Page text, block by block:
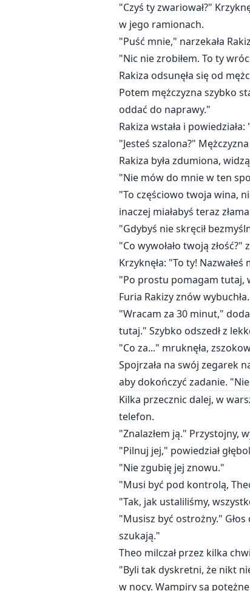
"Czyś ty zwariował?"
w jego ramionach.
"Puść mnie," narzekała
"Nic nie zrobiłem. To ty
Rakiza odsunęła się od
Potem mężczyzna szybko
oddać do naprawy."
Rakiza wstała i
"Jesteś szalona?"
Rakiza była zdumiona,
"Nie mów do mnie w ten
"To częściowo twoja wina,
inaczej miałabyś teraz
"Gdybyś nie skręcił
"Co wywołało twoją
Krzyknęła: "To ty!
"Po prostu pomagam tutaj,
Furia Rakizy znów wybuchła.
"Wracam za 30 minut,"
tutaj." Szybko odszedł z
"Co za..." mruknęła,
Spojrzała na swój zegarek
aby dokończyć zadanie.
Kilka przecznic dalej, w
telefon.
"Znalazłem ją." Przystojny,
"Pilnuj jej," powiedział
"Nie zgubię jej znowu."
"Musi być pod kontrolą,
"Tak, jak ustaliliśmy,
"Musisz być ostrożny." Głos
szukają."
Theo milczał przez kilka
"Byli tak dyskretni, że nikt
w nocy. Wampiry są